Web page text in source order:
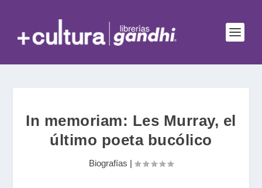
In memoriam: Les Murray, el
último poeta bucólico
Biografías |